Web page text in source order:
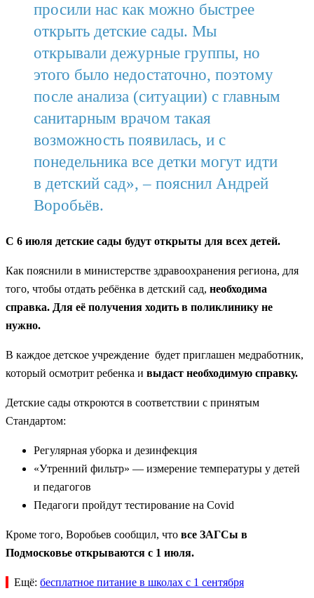
просили нас как можно быстрее
открыть детские сады. Мы
открывали дежурные группы, но
этого было недостаточно, поэтому
после анализа (ситуации) с главным
санитарным врачом такая
возможность появилась, и с
понедельника все детки могут идти
в детский сад», – пояснил Андрей
Воробьёв.
С 6 июля детские сады будут открыты для всех детей.
Как пояснили в министерстве здравоохранения региона, для
того, чтобы отдать ребёнка в детский сад, необходима
справка. Для её получения ходить в поликлинику не
нужно.
В каждое детское учреждение будет приглашен медработник,
который осмотрит ребенка и выдаст необходимую справку.
Детские сады откроются в соответствии с принятым
Стандартом:
Регулярная уборка и дезинфекция
«Утренний фильтр» — измерение температуры у детей
и педагогов
Педагоги пройдут тестирование на Covid
Кроме того, Воробьев сообщил, что все ЗАГСы в
Подмосковье открываются с 1 июля.
Ещё: бесплатное питание в школах с 1 сентября